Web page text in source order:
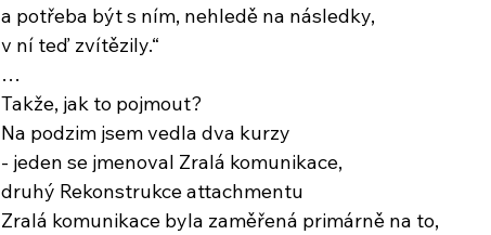
a potřeba být s ním, nehledě na následky,
v ní teď zvítězily.“
…
Takže, jak to pojmout?
Na podzim jsem vedla dva kurzy
- jeden se jmenoval Zralá komunikace,
druhý Rekonstrukce attachmentu
Zralá komunikace byla zaměřená primárně na to,